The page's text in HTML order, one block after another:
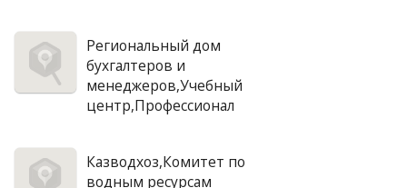
Региональный дом
бухгалтеров и
менеджеров,Учебный
центр,Профессионал
Казводхоз,Комитет по
водным ресурсам